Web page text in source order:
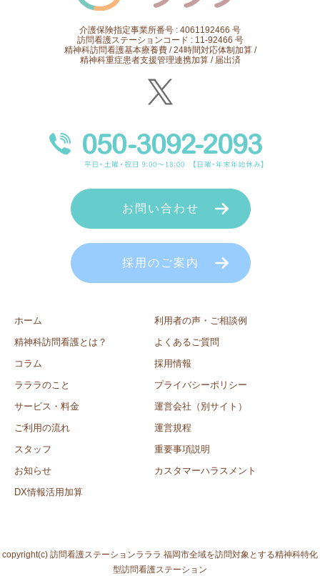
介護保険指定事業所番号 : 4061192466 号
訪問看護ステーションコード : 11-92466 号
精神科訪問看護基本療養費 / 24時間対応体制加算 /
精神科重症患者支援管理連携加算 / 届出済
ホーム
精神科訪問看護とは？
コラム
ラララのこと
サービス・料金
ご利用の流れ
スタッフ
お知らせ
DX情報活用加算
利用者の声・ご相談例
よくあるご質問
採用情報
プライバシーポリシー
運営会社（別サイト）
運営規程
重要事項説明
カスタマーハラスメント
お問い合わせ
採用のご案内
copyright(c) 訪問看護ステーションラララ 福岡市全域を訪問対象とする精神科特化
型訪問看護ステーション